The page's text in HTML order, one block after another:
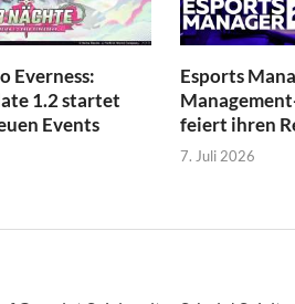
Everness:
1.2 startet
Events
Esports
feiert ihren
7. Juli 2026